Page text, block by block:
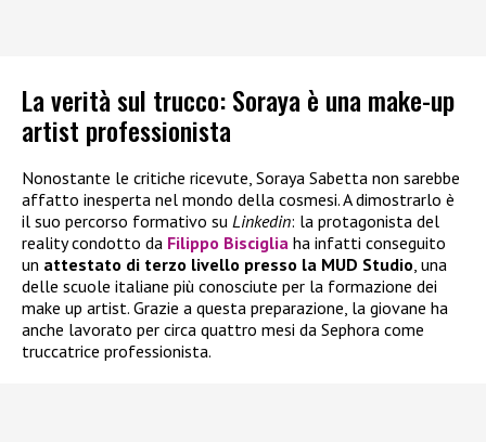
La verità sul trucco: Soraya è una make-up
artist professionista
Nonostante le critiche ricevute, Soraya Sabetta non sarebbe
affatto inesperta nel mondo della cosmesi. A dimostrarlo è
il suo percorso formativo su Linkedin: la protagonista del
reality condotto da Filippo Bisciglia ha infatti conseguito
un attestato di terzo livello presso la MUD Studio, una
delle scuole italiane più conosciute per la formazione dei
make up artist. Grazie a questa preparazione, la giovane ha
anche lavorato per circa quattro mesi da Sephora come
truccatrice professionista.